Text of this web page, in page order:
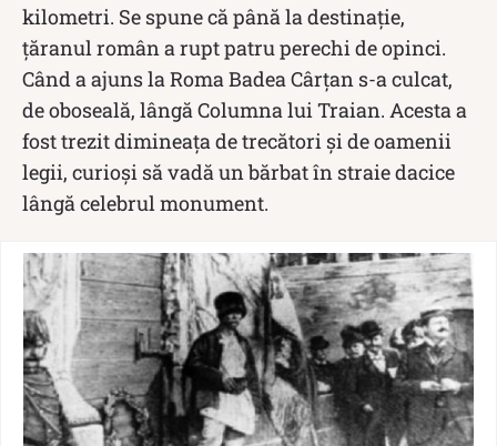
kilometri. Se spune că până la destinație,
țăranul român a rupt patru perechi de opinci.
Când a ajuns la Roma Badea Cârțan s-a culcat,
de oboseală, lângă Columna lui Traian. Acesta a
fost trezit dimineața de trecători și de oamenii
legii, curioși să vadă un bărbat în straie dacice
lângă celebrul monument.